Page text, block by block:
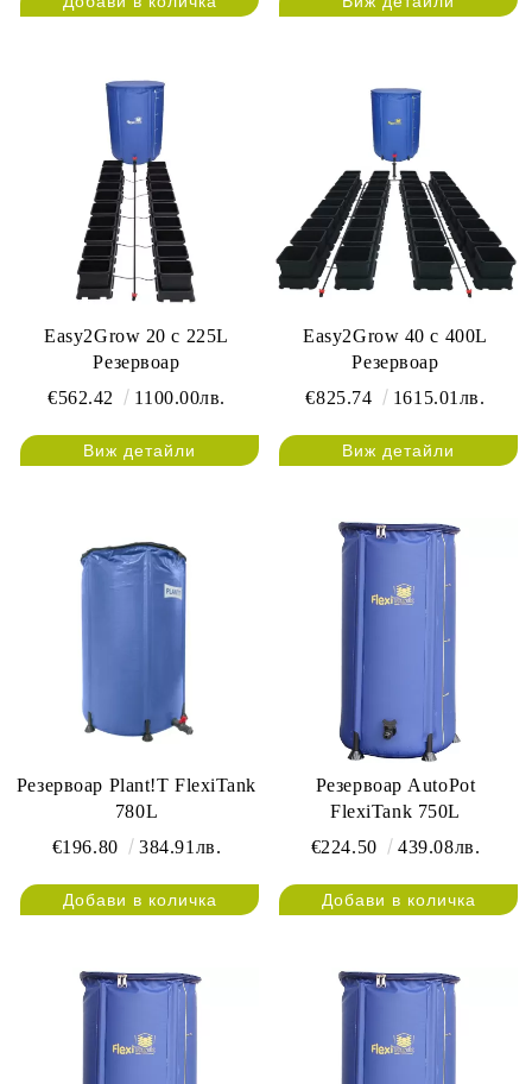
Easy2Grow 20 с 225L
Резервоар
€562.42
1100.00лв.
Виж детайли
Easy2Grow 40 с 400L
Резервоар
€825.74
1615.01лв.
Виж детайли
Резервоар Plant!T FlexiTank
780L
€196.80
384.91лв.
Резервоар AutoPot
FlexiTank 750L
€224.50
439.08лв.